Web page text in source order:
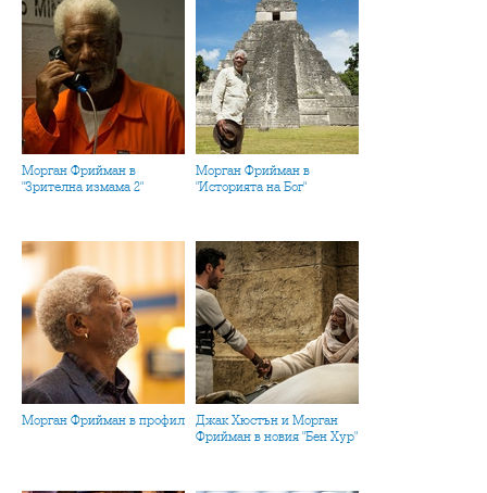
Морган Фрийман в
"Зрителна измама 2"
Морган Фрийман в
"Историята на Бог"
Морган Фрийман в профил
Джак Хюстън и Морган
Фрийман в новия "Бен Хур"